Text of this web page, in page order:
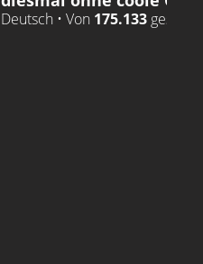
Deutsch • Von 175.133